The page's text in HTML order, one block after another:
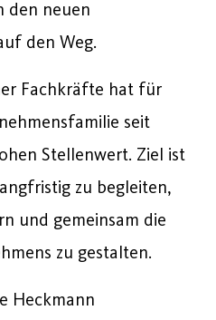
den neuen
den Weg.
Fachkräfte hat für
seit
Stellenwert. Ziel ist
zu begleiten,
und gemeinsam die
zu gestalten.
Heckmann